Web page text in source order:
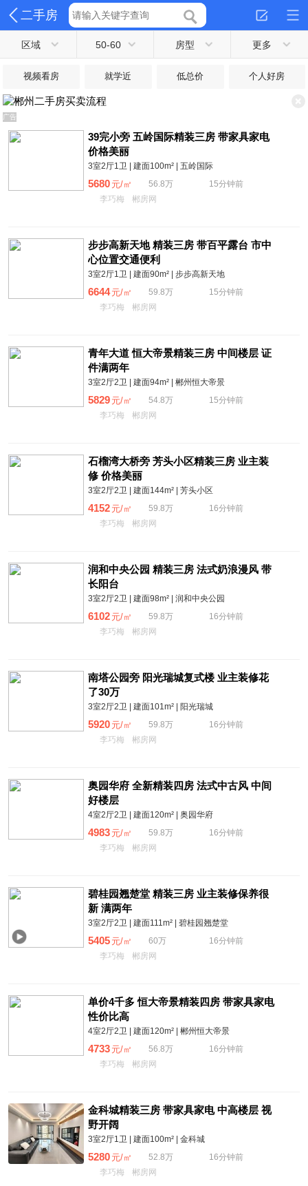
二手房
区域 50-60 房型 更多
视频看房 就学近 低总价 个人好房
广告
39完小旁 五岭国际精装三房 带家具家电
价格美丽
3室2厅1卫 | 建面100m² | 五岭国际
5680 元/㎡ 56.8万
15分钟前
李巧梅
郴房网
步步高新天地 精装三房 带百平露台 市中
心位置交通便利
3室2厅1卫 | 建面90m² | 步步高新天地
6644 元/㎡ 59.8万
15分钟前
李巧梅
郴房网
青年大道 恒大帝景精装三房 中间楼层 证
件满两年
3室2厅2卫 | 建面94m² | 郴州恒大帝景
5829 元/㎡ 54.8万
15分钟前
李巧梅
郴房网
石榴湾大桥旁 芳头小区精装三房 业主装
修 价格美丽
3室2厅2卫 | 建面144m² | 芳头小区
4152 元/㎡ 59.8万
16分钟前
李巧梅
郴房网
润和中央公园 精装三房 法式奶浪漫风 带
长阳台
3室2厅2卫 | 建面98m² | 润和中央公园
6102 元/㎡ 59.8万
16分钟前
李巧梅
郴房网
南塔公园旁 阳光瑞城复式楼 业主装修花
了30万
3室2厅2卫 | 建面101m² | 阳光瑞城
5920 元/㎡ 59.8万
16分钟前
李巧梅
郴房网
奥园华府 全新精装四房 法式中古风 中间
好楼层
4室2厅2卫 | 建面120m² | 奥园华府
4983 元/㎡ 59.8万
16分钟前
李巧梅
郴房网
碧桂园翘楚堂 精装三房 业主装修保养很
新 满两年
3室2厅2卫 | 建面111m² | 碧桂园翘楚堂
5405 元/㎡ 60万
16分钟前
李巧梅
郴房网
单价4千多 恒大帝景精装四房 带家具家电
性价比高
4室2厅2卫 | 建面120m² | 郴州恒大帝景
4733 元/㎡ 56.8万
16分钟前
李巧梅
郴房网
金科城精装三房 带家具家电 中高楼层 视
野开阔
3室2厅1卫 | 建面100m² | 金科城
5280 元/㎡ 52.8万
16分钟前
李巧梅
郴房网